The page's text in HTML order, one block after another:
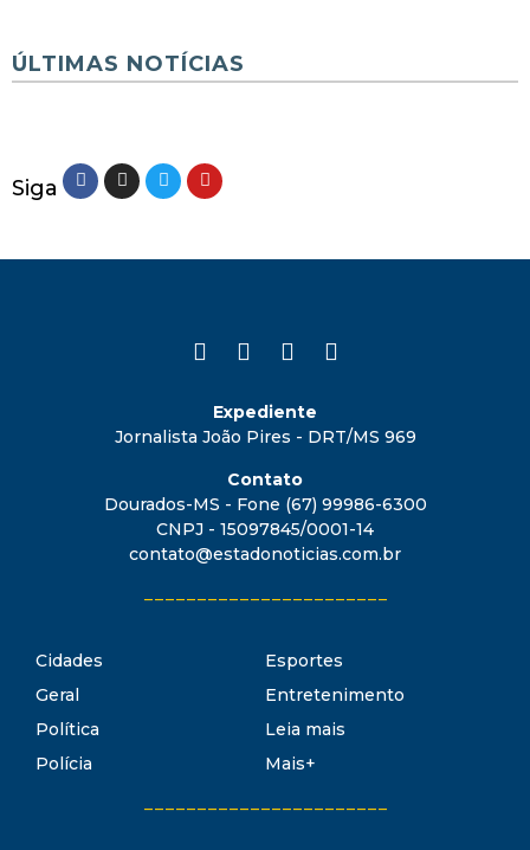
ÚLTIMAS NOTÍCIAS
Siga
Expediente
Jornalista João Pires - DRT/MS 969
Contato
Dourados-MS - Fone (67) 99986-6300
CNPJ - 15097845/0001-14
contato@estadonoticias.com.br
Cidades
Geral
Política
Polícia
Esportes
Entretenimento
Leia mais
Mais+